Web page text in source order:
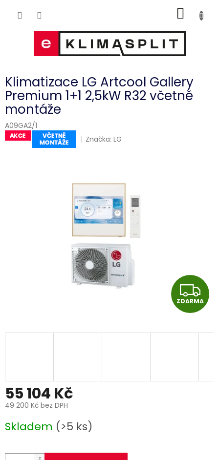
KOŠÍK
Klimatizace LG Artcool Gallery
Premium 1+1 2,5kW R32 včetně
montáže
A09GA2/1
Značka:LG
Z
D
A
ZDARMA
55 104 Kč
49 200 Kč bez DPH
cena:
Skladem (>5 ks)